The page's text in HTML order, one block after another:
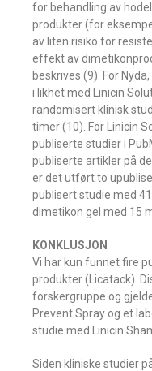
for behandling av
produkter (for
av liten risiko for
effekt av
beskrives (9). For
i likhet med Linicin
randomisert klinisk
timer (10). For Linicin
publiserte studier i
publiserte artikler på
er det utført to
publisert studie med
dimetikon gel med 15
KONKLUSJON
Vi har kun funnet fire
produkter (Licatack).
forskergruppe og
Prevent Spray og et
studie med Linicin
Siden kliniske studier